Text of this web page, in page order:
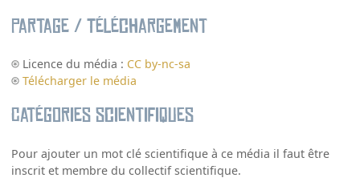
Partage / Téléchargement
Licence du média : CC by-nc-sa
Télécharger le média
Catégories scientifiques
Pour ajouter un mot clé scientifique à ce média il faut être
inscrit et membre du collectif scientifique.